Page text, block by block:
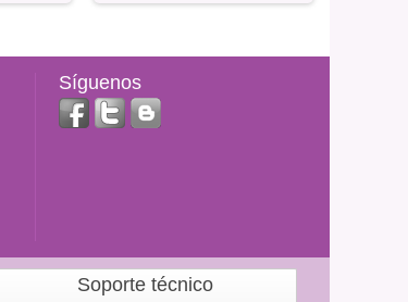
Síguenos
Soporte técnico